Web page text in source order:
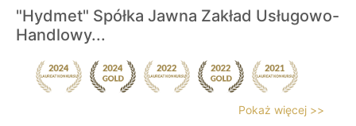
"Hydmet" Spółka Jawna Zakład Usługowo-
Handlowy‎...
Pokaż więcej >>